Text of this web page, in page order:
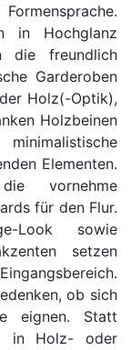
in Hochglanz
die freundlich
Garderoben
Holz(-Optik),
Holzbeinen
Elementen.
vornehme
für den Flur.
Look sowie
setzen
ob sich
eignen. Statt
in Holz- oder